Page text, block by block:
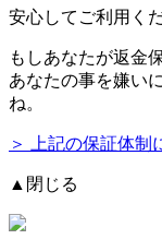
安心してご利用く
もしあなたが返金
あなたの事を嫌い
ね。
＞ 上記の保証体制
▲閉じる